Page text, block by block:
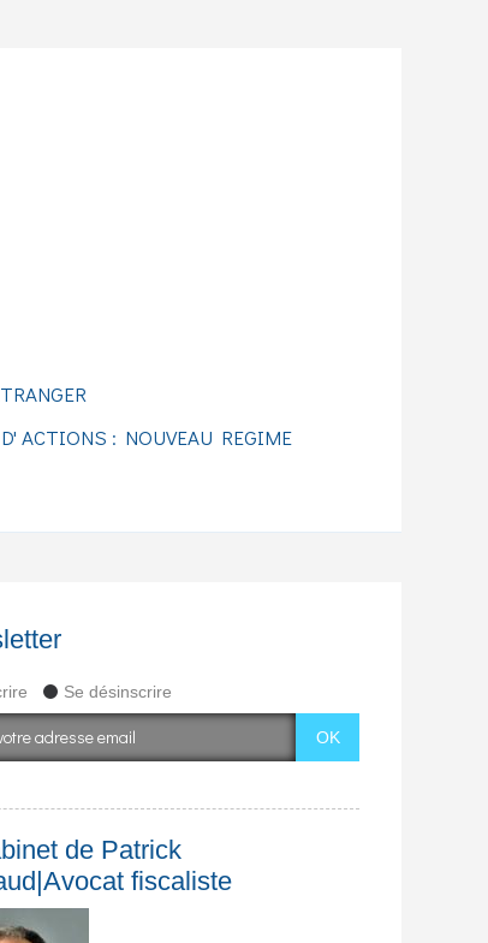
ACTIONS : NOUVEAU REGIME
Se désinscrire
de Patrick
fiscaliste